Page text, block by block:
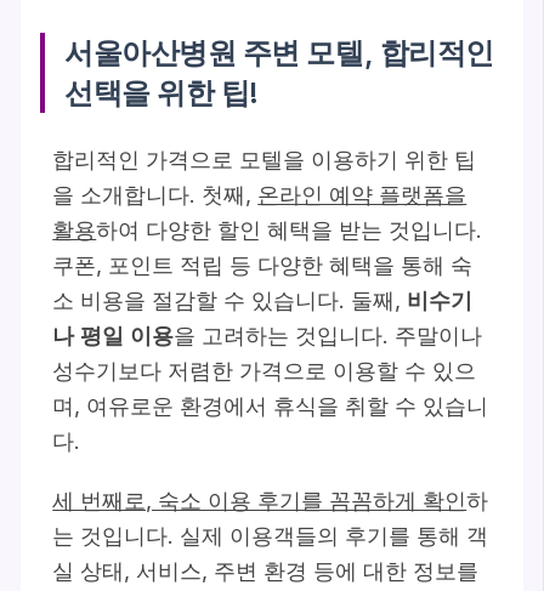
서울아산병원 주변 모텔, 합리적인
선택을 위한 팁!
합리적인 가격으로 모텔을 이용하기 위한 팁
을 소개합니다. 첫째, 온라인 예약 플랫폼을
활용하여 다양한 할인 혜택을 받는 것입니다.
쿠폰, 포인트 적립 등 다양한 혜택을 통해 숙
소 비용을 절감할 수 있습니다. 둘째, 비수기
나 평일 이용을 고려하는 것입니다. 주말이나
성수기보다 저렴한 가격으로 이용할 수 있으
며, 여유로운 환경에서 휴식을 취할 수 있습니
다.
세 번째로, 숙소 이용 후기를 꼼꼼하게 확인하
는 것입니다. 실제 이용객들의 후기를 통해 객
실 상태, 서비스, 주변 환경 등에 대한 정보를